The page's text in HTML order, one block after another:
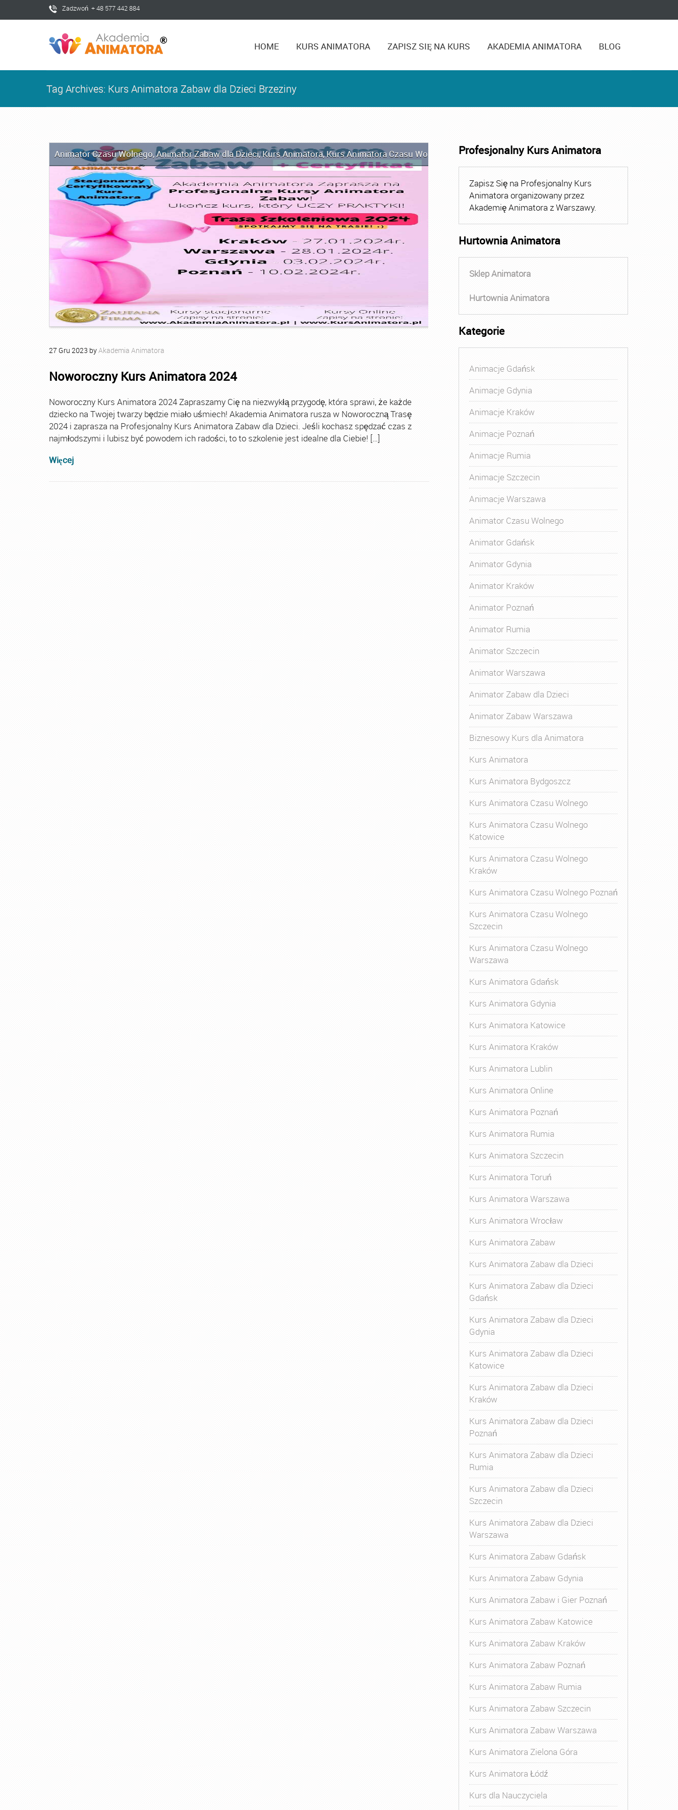
Zadzwoń + 48 577 442 884
HOME KURS ANIMATORA ZAPISZ SIĘ NA KURS AKADEMIA ANIMATORA BLOG
Tag Archives: Kurs Animatora Zabaw dla Dzieci Brzeziny
Animator Czasu Wolnego,Animator Zabaw dla Dzieci,Kurs Animatora,Kurs Animatora Czasu Wolnego Kurs Animatora Czasu Wolnego Warszawa
27 Gru 2023 byAkademia Animatora
Noworoczny Kurs Animatora 2024
Noworoczny Kurs Animatora 2024 Zapraszamy Cię na niezwykłą przygodę, która sprawi, że każde
dziecko na Twojej twarzy będzie miało uśmiech! Akademia Animatora rusza w Noworoczną Trasę
2024 i zaprasza na Profesjonalny Kurs Animatora Zabaw dla Dzieci. Jeśli kochasz spędzać czas z
najmłodszymi i lubisz być powodem ich radości, to to szkolenie jest idealne dla Ciebie! […]
Więcej
Profesjonalny Kurs Animatora
Zapisz Się na Profesjonalny Kurs
Animatora organizowany przez
Akademię Animatora z Warszawy.
Hurtownia Animatora
Sklep Animatora
Hurtownia Animatora
Kategorie
Animacje Gdańsk
Animacje Gdynia
Animacje Kraków
Animacje Poznań
Animacje Rumia
Animacje Szczecin
Animacje Warszawa
Animator Czasu Wolnego
Animator Gdańsk
Animator Gdynia
Animator Kraków
Animator Poznań
Animator Rumia
Animator Szczecin
Animator Warszawa
Animator Zabaw dla Dzieci
Animator Zabaw Warszawa
Biznesowy Kurs dla Animatora
Kurs Animatora
Kurs Animatora Bydgoszcz
Kurs Animatora Czasu Wolnego
Kurs Animatora Czasu Wolnego
Katowice
Kurs Animatora Czasu Wolnego
Kraków
Kurs Animatora Czasu Wolnego Poznań
Kurs Animatora Czasu Wolnego
Szczecin
Kurs Animatora Czasu Wolnego
Warszawa
Kurs Animatora Gdańsk
Kurs Animatora Gdynia
Kurs Animatora Katowice
Kurs Animatora Kraków
Kurs Animatora Lublin
Kurs Animatora Online
Kurs Animatora Poznań
Kurs Animatora Rumia
Kurs Animatora Szczecin
Kurs Animatora Toruń
Kurs Animatora Warszawa
Kurs Animatora Wrocław
Kurs Animatora Zabaw
Kurs Animatora Zabaw dla Dzieci
Kurs Animatora Zabaw dla Dzieci
Gdańsk
Kurs Animatora Zabaw dla Dzieci
Gdynia
Kurs Animatora Zabaw dla Dzieci
Katowice
Kurs Animatora Zabaw dla Dzieci
Kraków
Kurs Animatora Zabaw dla Dzieci
Poznań
Kurs Animatora Zabaw dla Dzieci
Rumia
Kurs Animatora Zabaw dla Dzieci
Szczecin
Kurs Animatora Zabaw dla Dzieci
Warszawa
Kurs Animatora Zabaw Gdańsk
Kurs Animatora Zabaw Gdynia
Kurs Animatora Zabaw i Gier Poznań
Kurs Animatora Zabaw Katowice
Kurs Animatora Zabaw Kraków
Kurs Animatora Zabaw Poznań
Kurs Animatora Zabaw Rumia
Kurs Animatora Zabaw Szczecin
Kurs Animatora Zabaw Warszawa
Kurs Animatora Zielona Góra
Kurs Animatora Łódź
Kurs dla Nauczyciela